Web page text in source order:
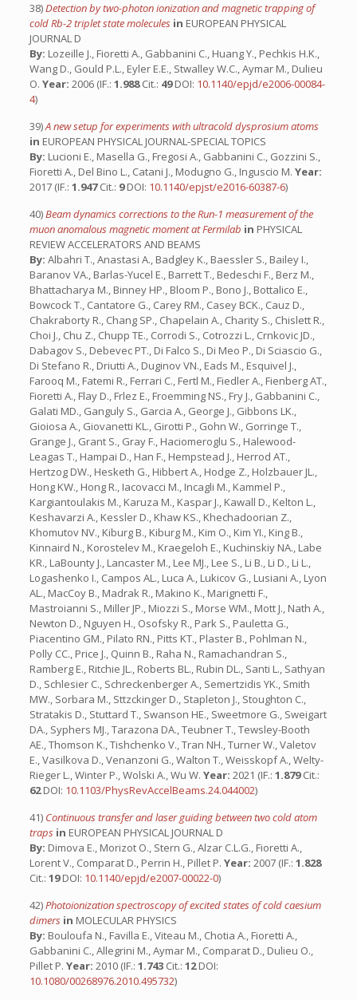
38)Detection by two-photon ionization and magnetic trapping of
cold Rb-2 triplet state molecules in EUROPEAN PHYSICAL
JOURNAL D
By: Lozeille J., Fioretti A., Gabbanini C., Huang Y., Pechkis H.K.,
Wang D., Gould P.L., Eyler E.E., Stwalley W.C., Aymar M., Dulieu
O. Year: 2006 (IF.: 1.988Cit.: 49DOI: 10.1140/epjd/e2006-00084-
4)
39)A new setup for experiments with ultracold dysprosium atoms
in EUROPEAN PHYSICAL JOURNAL-SPECIAL TOPICS
By: Lucioni E., Masella G., Fregosi A., Gabbanini C., Gozzini S.,
Fioretti A., Del Bino L., Catani J., Modugno G., Inguscio M. Year:
2017 (IF.: 1.947Cit.: 9DOI: 10.1140/epjst/e2016-60387-6)
40)Beam dynamics corrections to the Run-1 measurement of the
muon anomalous magnetic moment at Fermilab in PHYSICAL
REVIEW ACCELERATORS AND BEAMS
By: Albahri T., Anastasi A., Badgley K., Baessler S., Bailey I.,
Baranov VA., Barlas-Yucel E., Barrett T., Bedeschi F., Berz M.,
Bhattacharya M., Binney HP., Bloom P., Bono J., Bottalico E.,
Bowcock T., Cantatore G., Carey RM., Casey BCK., Cauz D.,
Chakraborty R., Chang SP., Chapelain A., Charity S., Chislett R.,
Choi J., Chu Z., Chupp TE., Corrodi S., Cotrozzi L., Crnkovic JD.,
Dabagov S., Debevec PT., Di Falco S., Di Meo P., Di Sciascio G.,
Di Stefano R., Driutti A., Duginov VN., Eads M., Esquivel J.,
Farooq M., Fatemi R., Ferrari C., Fertl M., Fiedler A., Fienberg AT.,
Fioretti A., Flay D., Frlez E., Froemming NS., Fry J., Gabbanini C.,
Galati MD., Ganguly S., Garcia A., George J., Gibbons LK.,
Gioiosa A., Giovanetti KL., Girotti P., Gohn W., Gorringe T.,
Grange J., Grant S., Gray F., Haciomeroglu S., Halewood-
Leagas T., Hampai D., Han F., Hempstead J., Herrod AT.,
Hertzog DW., Hesketh G., Hibbert A., Hodge Z., Holzbauer JL.,
Hong KW., Hong R., Iacovacci M., Incagli M., Kammel P.,
Kargiantoulakis M., Karuza M., Kaspar J., Kawall D., Kelton L.,
Keshavarzi A., Kessler D., Khaw KS., Khechadoorian Z.,
Khomutov NV., Kiburg B., Kiburg M., Kim O., Kim YI., King B.,
Kinnaird N., Korostelev M., Kraegeloh E., Kuchinskiy NA., Labe
KR., LaBounty J., Lancaster M., Lee MJ., Lee S., Li B., Li D., Li L.,
Logashenko I., Campos AL., Luca A., Lukicov G., Lusiani A., Lyon
AL., MacCoy B., Madrak R., Makino K., Marignetti F.,
Mastroianni S., Miller JP., Miozzi S., Morse WM., Mott J., Nath A.,
Newton D., Nguyen H., Osofsky R., Park S., Pauletta G.,
Piacentino GM., Pilato RN., Pitts KT., Plaster B., Pohlman N.,
Polly CC., Price J., Quinn B., Raha N., Ramachandran S.,
Ramberg E., Ritchie JL., Roberts BL., Rubin DL., Santi L., Sathyan
D., Schlesier C., Schreckenberger A., Semertzidis YK., Smith
MW., Sorbara M., Sttzckinger D., Stapleton J., Stoughton C.,
Stratakis D., Stuttard T., Swanson HE., Sweetmore G., Sweigart
DA., Syphers MJ., Tarazona DA., Teubner T., Tewsley-Booth
AE., Thomson K., Tishchenko V., Tran NH., Turner W., Valetov
E., Vasilkova D., Venanzoni G., Walton T., Weisskopf A., Welty-
Rieger L., Winter P., Wolski A., Wu W. Year: 2021 (IF.: 1.879Cit.:
62DOI: 10.1103/PhysRevAccelBeams.24.044002)
41) Continuous transfer and laser guiding between two cold atom
traps in EUROPEAN PHYSICAL JOURNAL D
By: Dimova E., Morizot O., Stern G., Alzar C.L.G., Fioretti A.,
Lorent V., Comparat D., Perrin H., Pillet P. Year: 2007 (IF.: 1.828
Cit.: 19DOI: 10.1140/epjd/e2007-00022-0)
42)Photoionization spectroscopy of excited states of cold caesium
dimers in MOLECULAR PHYSICS
By: Bouloufa N., Favilla E., Viteau M., Chotia A., Fioretti A.,
Gabbanini C., Allegrini M., Aymar M., Comparat D., Dulieu O.,
Pillet P. Year: 2010 (IF.: 1.743 Cit.: 12DOI:
10.1080/00268976.2010.495732)